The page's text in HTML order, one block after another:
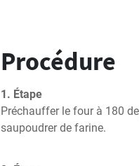
Procédure
1. Étape
Préchauffer le four à 180
saupoudrer de farine.